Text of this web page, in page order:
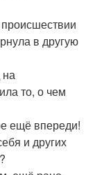
в другую
на
то, о чем
ещё впереди!
и других